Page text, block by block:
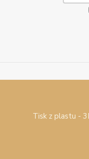
Tisk z plastu -